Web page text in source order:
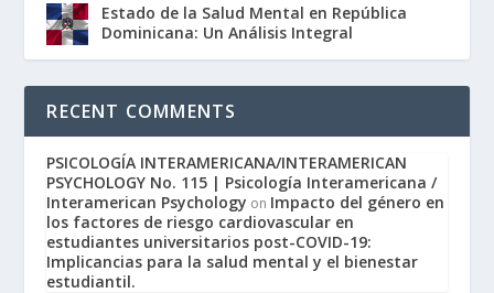
Estado de la Salud Mental en República
Dominicana: Un Análisis Integral
RECENT COMMENTS
PSICOLOGÍA INTERAMERICANA/INTERAMERICAN
PSYCHOLOGY No. 115 | Psicología Interamericana /
Interamerican Psychology on Impacto del género en
los factores de riesgo cardiovascular en
estudiantes universitarios post-COVID-19:
Implicancias para la salud mental y el bienestar
estudiantil.